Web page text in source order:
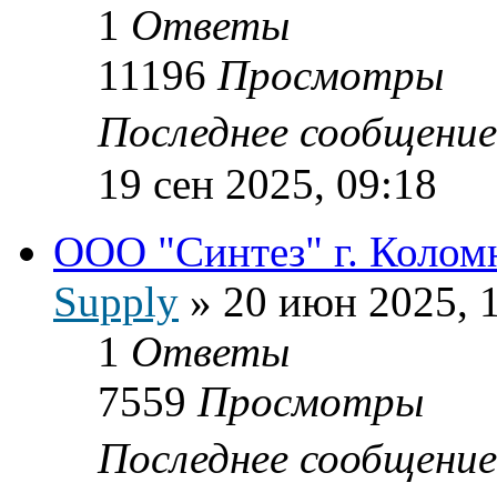
1 Ответы
11196 Просмотры
Последнее
19 сен 2025, 09:18
ООО "Синтез" г.
Supply » 20 июн 2025,
1 Ответы
7559 Просмотры
Последнее